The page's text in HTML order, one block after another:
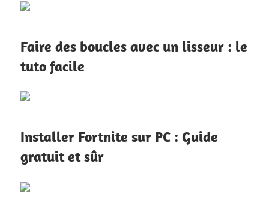
Faire des boucles avec un lisseur : le
tuto facile
Installer Fortnite sur PC : Guide
gratuit et sûr